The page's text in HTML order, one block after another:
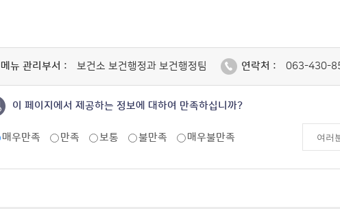
메뉴 관리부서 : 보건소 보건행정과 보건행정팀 연락처 : 063-430-
이 페이지에서 제공하는 정보에 대하여 만족하십니까?
매우만족 만족 보통 불만족 매우불만족